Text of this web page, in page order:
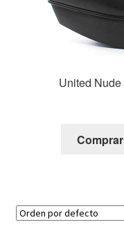
United